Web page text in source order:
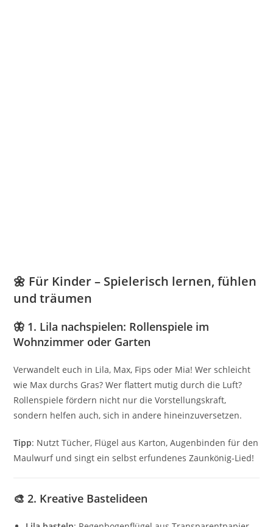
🌼 Für Kinder – Spielerisch lernen, fühlen
und träumen
🦋 1. Lila nachspielen: Rollenspiele im
Wohnzimmer oder Garten
Verwandelt euch in Lila, Max, Fips oder Mia! Wer schleicht
wie Max durchs Gras? Wer flattert mutig durch die Luft?
Rollenspiele fördern nicht nur die Vorstellungskraft,
sondern helfen auch, sich in andere hineinzuversetzen.
Tipp: Nutzt Tücher, Flügel aus Karton, Augenbinden für den
Maulwurf und singt ein selbst erfundenes Zaunkönig-Lied!
🎨 2. Kreative Bastelideen